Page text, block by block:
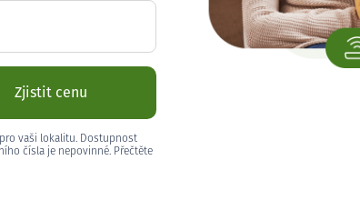
Zjistit cenu
vaši lokalitu. Dostupnost
čísla je nepovinné. Přečtěte